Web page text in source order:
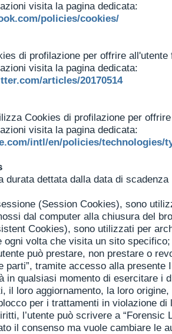
visita la pagina dedicata:
policies/cookies/
di profilazione per offrire
visita la pagina dedicata:
articles/20170514
Cookies di profilazione per
visita la pagina dedicata:
intl/en/policies/technologies/
durata dettata dalla data di
(Session Cookies), sono
dal computer alla chiusura del
Cookies), sono utilizzati per
ogni volta che visita un sito
può prestare, non prestare o
parti”, tramite accesso alla
in qualsiasi momento di esercitare
il loro aggiornamento, la loro
per i trattamenti in violazione
l’utente può scrivere a “Forensic
il consenso ma vuole cambiare